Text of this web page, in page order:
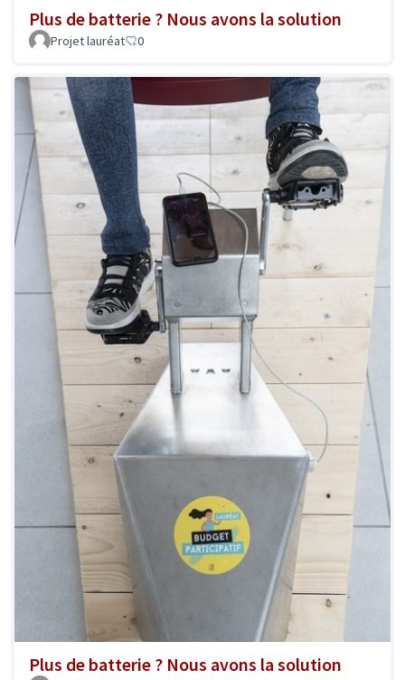
Plus de batterie ? Nous avons la solution
Projet lauréat 0
Plus de batterie ? Nous avons la solution